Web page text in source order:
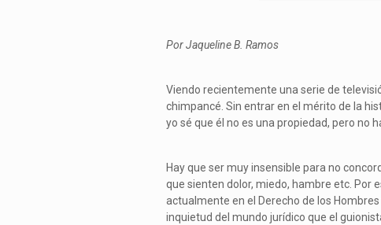
Por Jaqueline B. Ramos
Viendo recientemente una serie de
chimpancé. Sin entrar en el mérito de la
yo sé que él no es una propiedad, pero no
Hay que ser muy insensible para no
que sienten dolor, miedo, hambre etc. Por
actualmente en el Derecho de los
inquietud del mundo jurídico que el